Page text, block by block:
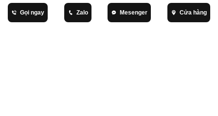
BÀI VIẾT LIÊN QUAN
Gọi ngay Zalo Mesenger Cửa hàng